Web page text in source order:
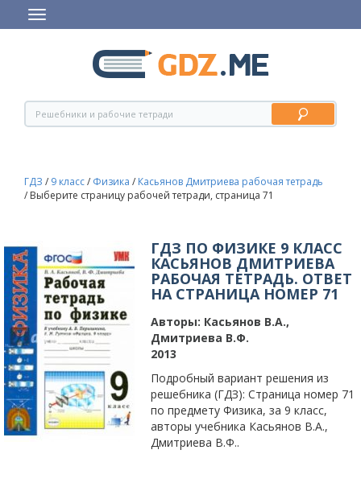
ГДЗ / 9 класс/ Физика / Касьянов Дмитриева рабочая тетрадь
/ Выберите страницу рабочей тетради, страница 71
ГДЗ ПО ФИЗИКЕ 9 КЛАСС
КАСЬЯНОВ ДМИТРИЕВА
РАБОЧАЯ ТЕТРАДЬ. ОТВЕТ
НА СТРАНИЦА НОМЕР 71
Авторы: Касьянов В.А.,
Дмитриева В.Ф.
2013
Подробный вариант решения из
решебника (ГДЗ): Страница номер 71
по предмету Физика, за 9 класс,
авторы учебника Касьянов В.А.,
Дмитриева В.Ф..